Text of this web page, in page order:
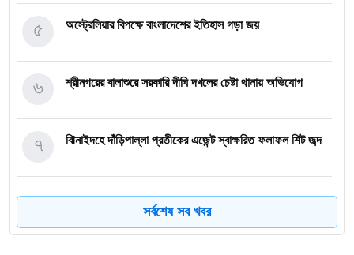
অস্ট্রেলিয়ার বিপক্ষে বাংলাদেশের ইতিহাস গড়া জয়
৫
শ্রীনগরের বালাশুরে সরকারি দীঘি দখলের চেষ্টা থানায় অভিযোগ
৬
ঝিনাইদহে দাঁড়িপাল্লা প্রতীকের এজেন্ট স্বাক্ষরিত ফলাফল শিট জব্দ
৭
ত্রয়োদশ জাতীয় নির্বাচন, শান্তিপূর্ণ ও নিরপেক্ষ হোক
৮ সর্বশেষ সব খবর